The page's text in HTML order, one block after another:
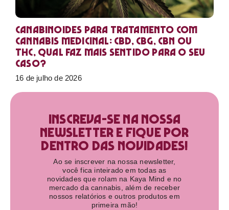
Canabinoides para tratamento com
cannabis medicinal: CBD, CBG, CBN ou
THC, qual faz mais sentido para o seu
caso?
16 de julho de 2026
Inscreva-se na nossa
newsletter e fique por
dentro das novidades!​
Ao se inscrever na nossa newsletter,
você fica inteirado em todas as
novidades que rolam na Kaya Mind e no
mercado da cannabis, além de receber
nossos relatórios e outros produtos em
primeira mão!